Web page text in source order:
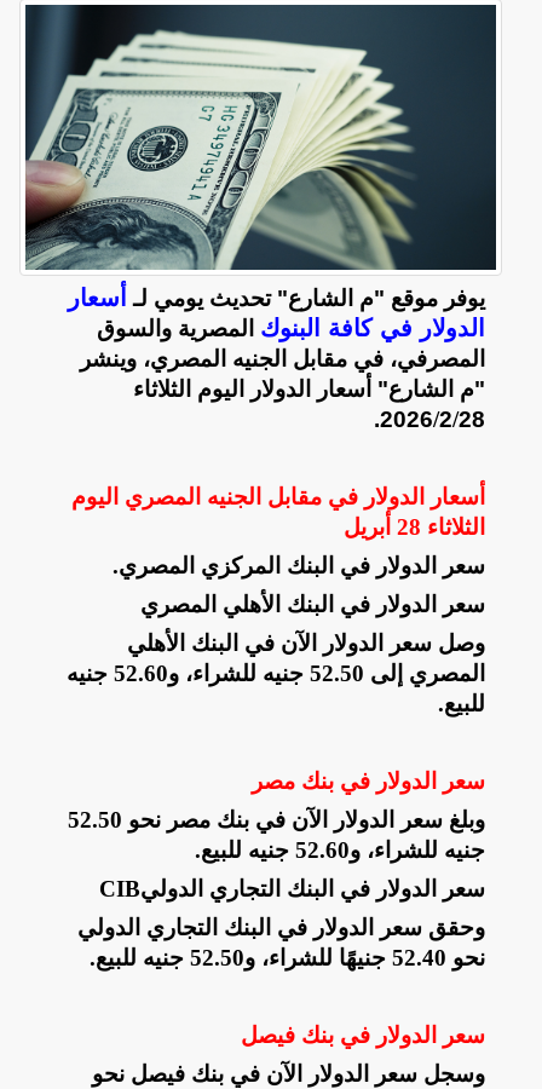
يوفر موقع "م الشارع" تحديث يومي لـ أسعار
الدولار في كافة البنوك المصرية والسوق
المصرفي، في مقابل الجنيه المصري، وينشر
"م الشارع" أسعار الدولار اليوم الثلاثاء
28
/
2
/
2026.
أسعار الدولار في مقابل الجنيه المصري اليوم
الثلاثاء 28 أبريل
سعر الدولار في البنك المركزي المصري.
سعر الدولار في البنك الأهلي المصري
وصل سعر الدولار الآن في البنك الأهلي
المصري إلى 52.50 جنيه للشراء، و52.60 جنيه
للبيع.
سعر الدولار في بنك مصر
وبلغ سعر الدولار الآن في بنك مصر نحو 52.50
جنيه للشراء، و52.60 جنيه للبيع
.
سعر الدولار في البنك التجاري الدوليCIB
وحقق سعر الدولار في البنك التجاري الدولي
نحو 52.40 جنيهًا للشراء، و52.50 جنيه للبيع
.
سعر الدولار في بنك فيصل
وسجل سعر الدولار الآن في بنك فيصل نحو